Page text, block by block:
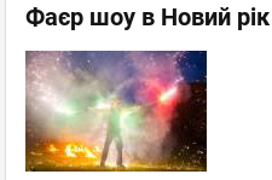
Фаєр шоу в Новий рік